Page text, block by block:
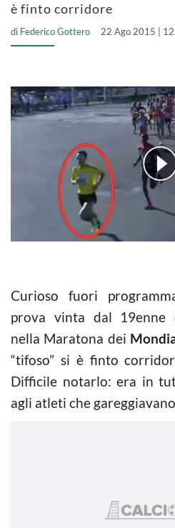
è finto corridore
di Federico Gottero 22 Ago 2015 |
Curioso fuori
prova vinta dal 19enne
nella Maratona dei
“tifoso” si è finto
Difficile notarlo: era in
agli atleti che